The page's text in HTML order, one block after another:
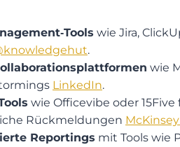
wie Jira,
.
wie
LinkedIn.
wie Officevibe oder
Rückmeldungen​
Reportings mit Tools wie